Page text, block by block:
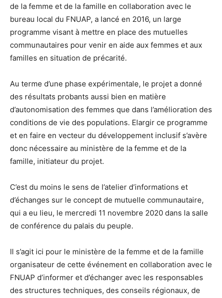
de la femme et de la famille en collaboration avec le
bureau local du FNUAP, a lancé en 2016, un large
programme visant à mettre en place des mutuelles
communautaires pour venir en aide aux femmes et aux
familles en situation de précarité.
Au terme d’une phase expérimentale, le projet a donné
des résultats probants aussi bien en matière
d’autonomisation des femmes que dans l’amélioration des
conditions de vie des populations. Elargir ce programme
et en faire en vecteur du développement inclusif s’avère
donc nécessaire au ministère de la femme et de la
famille, initiateur du projet.
C’est du moins le sens de l’atelier d’informations et
d’échanges sur le concept de mutuelle communautaire,
qui a eu lieu, le mercredi 11 novembre 2020 dans la salle
de conférence du palais du peuple.
Il s’agit ici pour le ministère de la femme et de la famille
organisateur de cette événement en collaboration avec le
FNUAP d’informer et d’échanger avec les responsables
des structures techniques, des conseils régionaux, de